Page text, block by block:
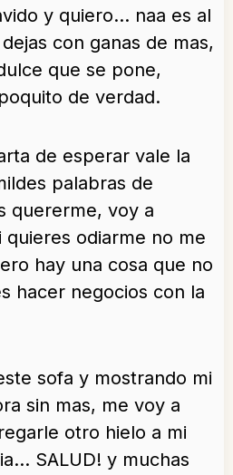
y quiero… naa es al
con ganas de mas,
que se pone,
de verdad.
de esperar vale la
palabras de
quererme, voy a
odiarme no me
hay una cosa que no
hacer negocios con la
sofa y mostrando mi
sin mas, me voy a
otro hielo a mi
SALUD! y muchas